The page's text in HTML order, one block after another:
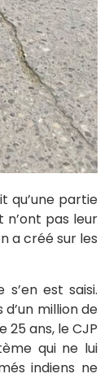
qu’une partie
pas leur
a créé sur les
est saisi.
million de
25 ans, le CJP
qui ne lui
indiens ne